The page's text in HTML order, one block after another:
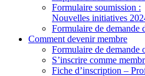
Formulaire soumission :
Nouvelles initiatives
Formulaire de demande
Comment devenir membre
Formulaire de demande
S’inscrire comme
Fiche d’inscription –